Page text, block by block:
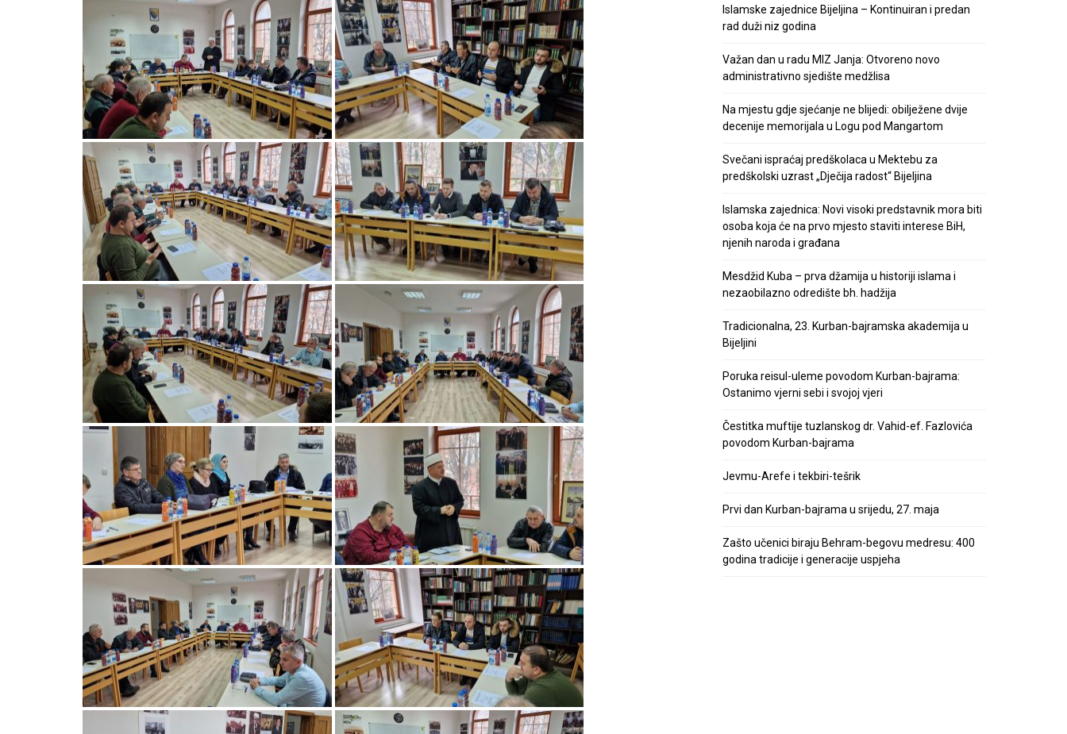
Islamske zajednice Bijeljina – Kontinuiran i predan
rad duži niz godina
Važan dan u radu MIZ Janja: Otvoreno novo
administrativno sjedište medžlisa
Na mjestu gdje sjećanje ne blijedi: obilježene dvije
decenije memorijala u Logu pod Mangartom
Svečani ispraćaj predškolaca u Mektebu za
predškolski uzrast „Dječija radost“ Bijeljina
Islamska zajednica: Novi visoki predstavnik mora biti
osoba koja će na prvo mjesto staviti interese BiH,
njenih naroda i građana
Mesdžid Kuba – prva džamija u historiji islama i
nezaobilazno odredište bh. hadžija
Tradicionalna, 23. Kurban-bajramska akademija u
Bijeljini
Poruka reisul-uleme povodom Kurban-bajrama:
Ostanimo vjerni sebi i svojoj vjeri
Čestitka muftije tuzlanskog dr. Vahid-ef. Fazlovića
povodom Kurban-bajrama
Jevmu-Arefe i tekbiri-tešrik
Prvi dan Kurban-bajrama u srijedu, 27. maja
Zašto učenici biraju Behram-begovu medresu: 400
godina tradicije i generacije uspjeha